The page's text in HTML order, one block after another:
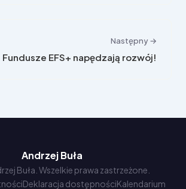
Następny →
Fundusze EFS+ napędzają rozwój!
Andrzej Buła
Buła. Wszelkie prawa zastrzeżone.
Deklaracja dostępnościKalendarium